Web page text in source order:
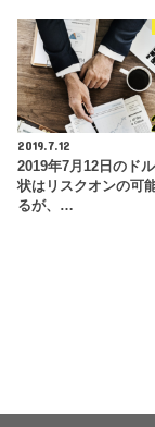
2019.7.12
2019年7月12日のド
状はリスクオンの可
るが、…